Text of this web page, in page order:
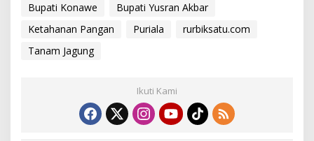
Bupati Konawe
Bupati Yusran Akbar
Ketahanan Pangan
Puriala
rurbiksatu.com
Tanam Jagung
Ikuti Kami